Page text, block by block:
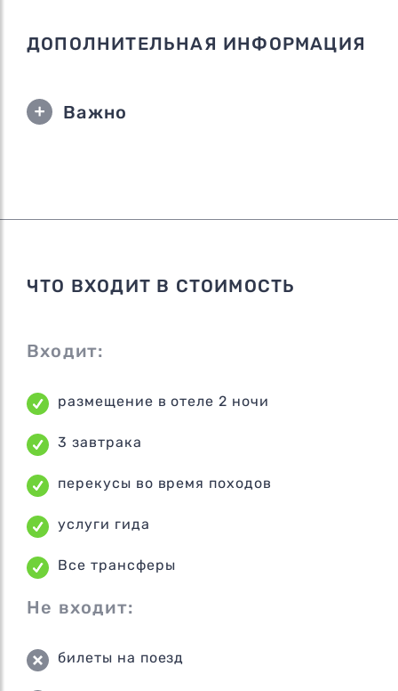
ДОПОЛНИТЕЛЬНАЯ ИНФОРМАЦИЯ
Важно
ЧТО ВХОДИТ В СТОИМОСТЬ
Входит:
размещение в отеле 2 ночи
3 завтрака
перекусы во время походов
услуги гида
Все трансферы
Не входит:
билеты на поезд